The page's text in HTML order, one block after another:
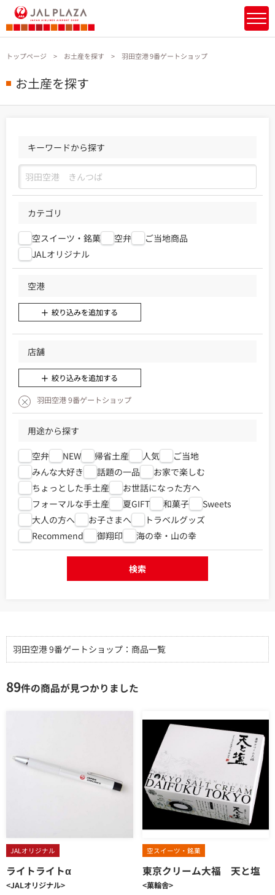
トップページ お土産を探す 羽田空港 9番ゲートショップ
お土産を探す
キーワードから探す
カテゴリ
空スイーツ・銘菓 空弁
ご当地商品
JALオリジナル
空港
絞り込みを追加する
店舗
絞り込みを追加する
羽田空港 9番ゲートショップ
用途から探す
空弁 NEW 帰省土産 人気
ご当地
みんな大好き
話題の一品
お家で楽しむ
ちょっとした手土産
お世話になった方へ
フォーマルな手土産
夏GIFT 和菓子
Sweets
大人の方へ
お子さまへ
トラベルグッズ
Recommend
御翔印 海の幸・山の幸
検索
羽田空港 9番ゲートショップ：商品一覧
89件の商品が見つかりました
JALオリジナル
ライトライトα
<JALオリジナル>
空スイーツ・銘菓
東京クリーム大福 天と塩
<菓輪舎>